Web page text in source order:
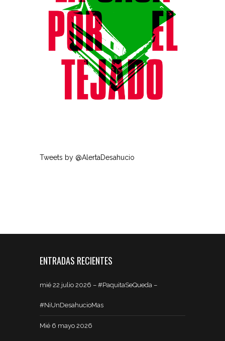
Tweets by @AlertaDesahucio
ENTRADAS RECIENTES
mié 22 julio 2026 – #PaquitaSeQueda –
#NiUnDesahucioMas
Mié 6 mayo 2026